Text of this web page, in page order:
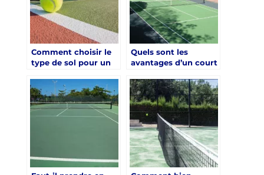
Comment choisir le
type de sol pour un
Saint-Raphaël ?
Quels sont les
avantages d’un court
poreux à Saint-
Raphaël ?